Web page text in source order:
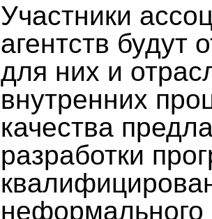
Участники
агентств будут
для них и
внутренних
качества
разработки